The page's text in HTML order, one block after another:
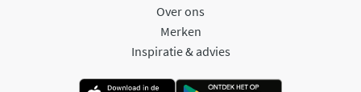
Over ons
Merken
Inspiratie & advies